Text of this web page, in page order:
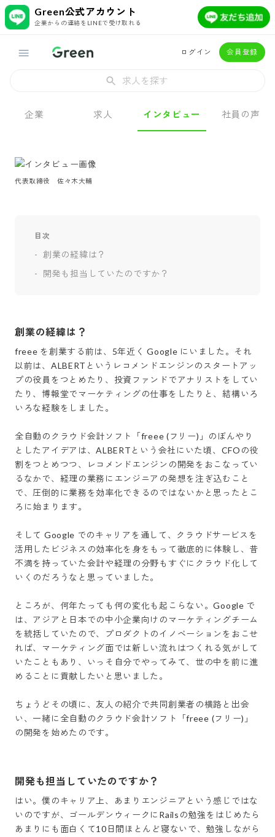
Green公式アカウント
企業からの連絡をLINEで受け取れる
ログイン 会員登録
求人を探す
企業 求人 インタビュー 社員の声
代表取締役　佐々木大輔
目次
創業の経緯は？
開発も担当していたのですか？
創業の経緯は？
freee を創業する前は、5年近く Google にいました。それ
以前は、ALBERTというレコメンドエンジンのスタートアッ
プの役員をつとめたり、投資ファンドでアナリストをしてい
たり、博報堂でマーケティングの仕事をしたりと、結構いろ
いろな経験をしました。
全自動のクラウド会計ソフト「freee (フリー)」のぼんやり
としたアイデアは、ALBERTという会社にいた頃、CFOの役
割をつとめつつ、レコメンドエンジンの開発をおこなってい
るなかで、経理の業務にエンジニアの発想を注ぎ込むこと
で、圧倒的に業務を効率化できるのではないかと思ったとこ
ろに始まります。
そして Google でのキャリアを通して、クラウドサービスを
活用したビジネスの効率化を身をもって徹底的に体験し、昔
不満を持っていた会計や経理の分野もすぐにクラウド化して
いくのだろうなと思っていました。
ところが、何年たっても何の変化も起こらない。Google で
は、アジアと日本での中小企業向けのマーケティングチーム
を統括していたので、プロダクトのイノベーションをおこせ
れば、マーケティング面では新しい流れはつくれる気がして
いたこともあり、いっそ自分でやってみて、世の中を前に進
めることに貢献したいと思いました。
ちょうどその頃に、友人の紹介で共同創業者の横路と出会
い、一緒に全自動のクラウド会計ソフト「freee (フリー)」
の開発を始めたのです。
開発も担当していたのですか？
はい。僕のキャリア上、あまりエンジニアという感じではな
いのですが、ゴールデンウィークにRailsの勉強をはじめたら
あまりにも面白くて10日間ほとんど寝ないで、勉強しながら